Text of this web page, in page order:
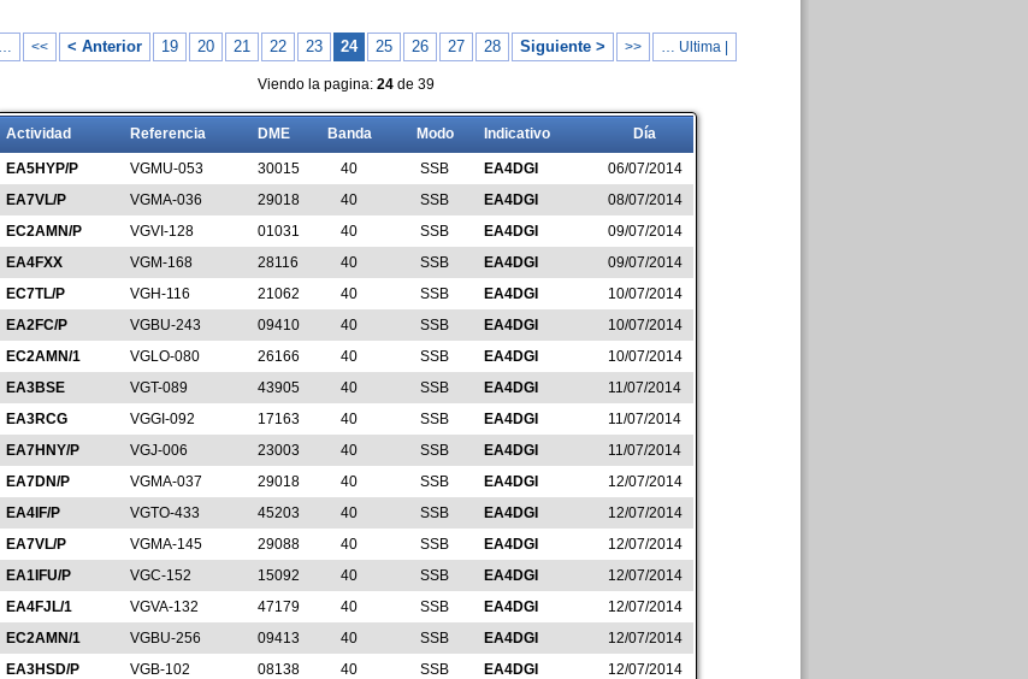
… << < Anterior 19 20 21 22 23 24 25 26 27 28 Siguiente > >> … Ultima |
Viendo la pagina: 24 de 39
Actividad Referencia DME Banda Modo Indicativo Día
EA5HYP/P VGMU-053 30015 40 SSB EA4DGI
06/07/2014
EA7VL/P
VGMA-036 29018 40 SSB EA4DGI
08/07/2014
EC2AMN/P
VGVI-128 01031 40 SSB EA4DGI
09/07/2014
EA4FXX
VGM-168 28116 40 SSB EA4DGI
09/07/2014
EC7TL/P
VGH-116 21062 40 SSB EA4DGI
10/07/2014
EA2FC/P
VGBU-243 09410 40 SSB EA4DGI
10/07/2014
EC2AMN/1
VGLO-080 26166 40 SSB EA4DGI
10/07/2014
EA3BSE
VGT-089 43905 40 SSB EA4DGI
11/07/2014
EA3RCG
VGGI-092 17163 40 SSB EA4DGI
11/07/2014
EA7HNY/P
VGJ-006 23003 40 SSB EA4DGI
11/07/2014
EA7DN/P
VGMA-037 29018 40 SSB EA4DGI
12/07/2014
EA4IF/P
VGTO-433 45203 40 SSB EA4DGI
12/07/2014
EA7VL/P
VGMA-145 29088 40 SSB EA4DGI
12/07/2014
EA1IFU/P
VGC-152 15092 40 SSB EA4DGI
12/07/2014
EA4FJL/1
VGVA-132 47179 40 SSB EA4DGI
12/07/2014
EC2AMN/1
VGBU-256 09413 40 SSB EA4DGI
12/07/2014
EA3HSD/P
VGB-102 08138 40 SSB EA4DGI
12/07/2014